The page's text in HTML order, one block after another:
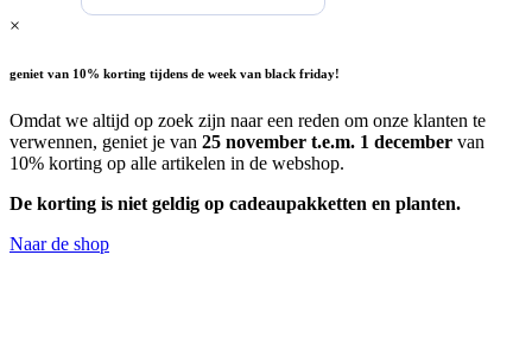
×
geniet van 10% korting tijdens de week van black friday!
Omdat we altijd op zoek zijn naar een reden om onze klanten te
verwennen, geniet je van 25 november t.e.m. 1 december van
10% korting op alle artikelen in de webshop.
De korting is niet geldig op cadeaupakketten en planten.
Naar de shop